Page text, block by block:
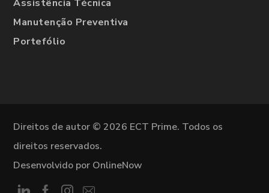
Assistência Técnica
Manutenção Preventiva
Portefólio
Direitos de autor © 2026 ECT Prime. Todos os
direitos reservados.
Desenvolvido por OnlineNow